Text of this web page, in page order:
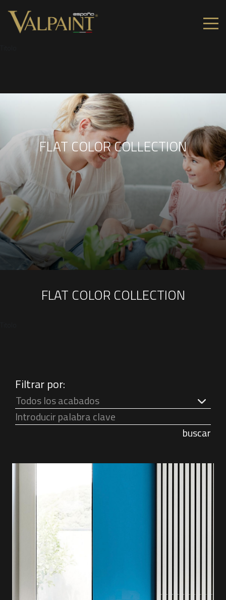
FLAT COLOR COLLECTION
FLAT COLOR COLLECTION
Filtrar por:
Todos los acabados
buscar